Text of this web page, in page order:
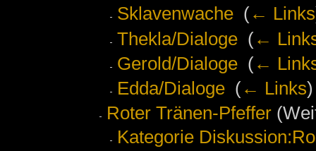
Sklavenwache‎ (← Links
Thekla/Dialoge‎ (←
Gerold/Dialoge‎ (←
Edda/Dialoge‎ (← Links)
Roter Tränen-Pfeffer
Kategorie